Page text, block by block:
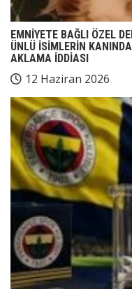
EMNİYETE BAĞLI ÖZEL
ÜNLÜ İSİMLERİN
AKLAMA İDDİASI
12 Haziran 2026